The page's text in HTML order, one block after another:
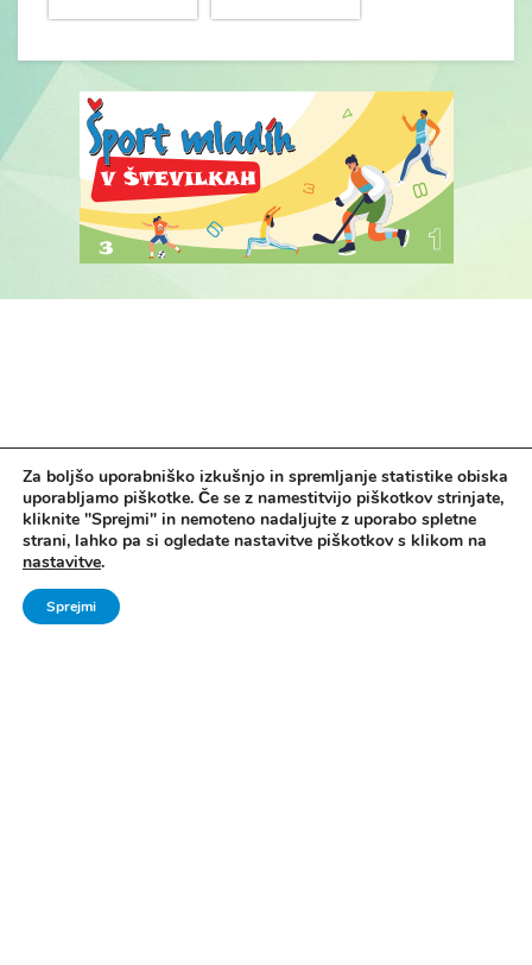
Vse pravice pridržane. © 2006 - 2024 Ministrstvo za šolstvo in šport -
Direktorat za šport, Zavod za Šport RS Planica
Za boljšo uporabniško izkušnjo in spremljanje statistike obiska
uporabljamo piškotke. Če se z namestitvijo piškotkov strinjate,
kliknite "Sprejmi" in nemoteno nadaljujte z uporabo spletne
strani, lahko pa si ogledate nastavitve piškotkov s klikom na
nastavitve.
Sprejmi